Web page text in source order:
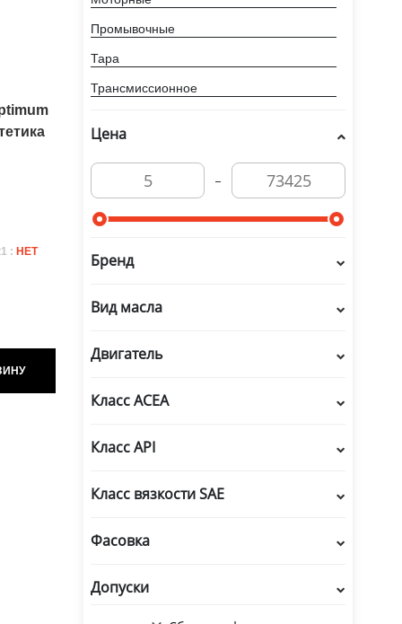
Промывочные
Тара
Трансмиссионное
Цена
Бренд
Вид масла
Двигатель
Класс ACEA
Класс API
Класс вязкости SAE
Фасовка
Допуски
: НЕТ